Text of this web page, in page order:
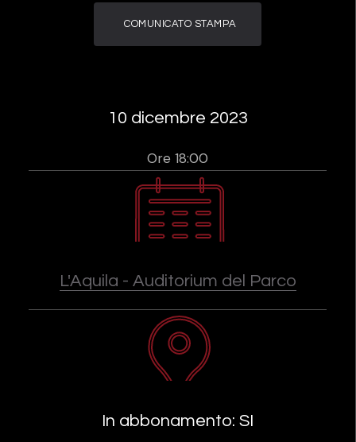
COMUNICATO STAMPA
10 dicembre 2023
Ore 18:00
L'Aquila - Auditorium del Parco
In abbonamento: SI